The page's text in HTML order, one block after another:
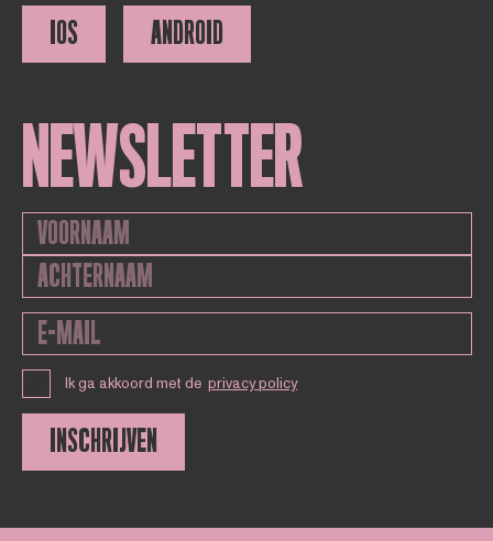
IOS ANDROID
NEWSLETTER
Ik ga akkoord met de privacy policy
INSCHRIJVEN